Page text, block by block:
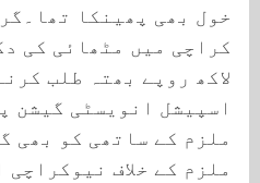
خول بھی پھینکا
کراچی میں مٹھائی کی
لاکھ روپے بھتہ طلب
اسپیشل انویسٹی گیشن
ملزم کے ساتھی کو بھی
ملزم کے خلاف